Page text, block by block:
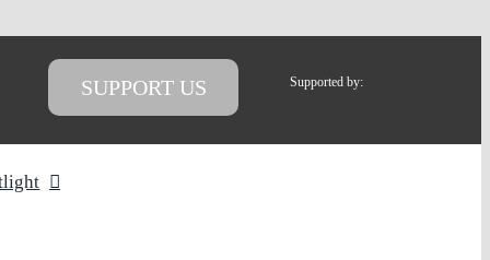
SUPPORT US Supported by: